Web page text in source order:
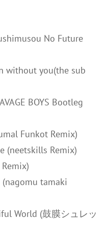
No Future
without you(the sub
BOYS Bootleg
Funkot Remix)
(neetskills Remix)
tamaki
World (鼓膜シュレッ